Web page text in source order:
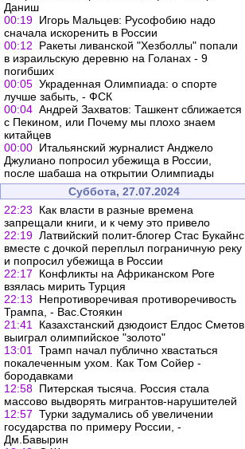
Даниш
00:19 Игорь Мальцев: Русофобию надо
сначала искоренить в России
00:12
Ракеты ливанской "Хезболлы" попали
в израильскую деревню на Голанах - 9
погибших
00:05 Украденная Олимпиада: о спорте
лучше забыть, - ФСК
00:04 Андрей Захватов: Ташкент сближается
с Пекином, или Почему мы плохо знаем
китайцев
00:00 Итальянский журналист Анджело
Джулиано попросил убежища в России,
после шабаша на открытии Олимпиады
Суббота, 27.07.2024
22:23
Как власти в разные времена
запрещали книги, и к чему это привело
22:19 Латвийский полит-блогер Стас Букайнс
вместе с дочкой переплыл пограничную реку
и попросил убежища в России
22:17
Конфликты на Африканском Роге
взялась мирить Турция
22:13
Непротиворечивая противоречивость
Трампа, - Вас.Стоякин
21:41
Казахстанский дзюдоист Елдос Сметов
выиграл олимпийское "золото"
13:01
Трамп начал публично хвастаться
покалеченным ухом. Как Том Сойер -
бородавками
12:58 Питерская тысяча. Россия стала
массово выдворять мигрантов-нарушителей
12:57 Турки задумались об увеличении
государства по примеру России, -
Дм.Бавырин